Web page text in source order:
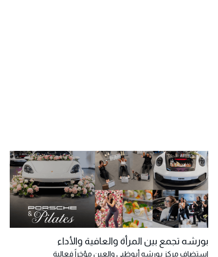
بورشه تجمع بين المرأة والعافية والأداء
استضاف مركز بورشه أبوظبي والعين مؤخراً فعالية